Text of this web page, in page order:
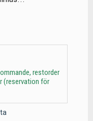
restorder
(reservation för